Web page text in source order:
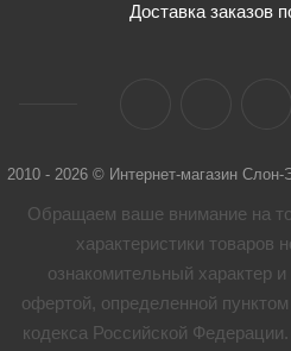
Доставка заказов
2010 - 2026 © Интернет-магазин
Обращаем ваше внимание на
характеристики товaров
ознакомительный характер
офертой, определенной
кодекса Российской